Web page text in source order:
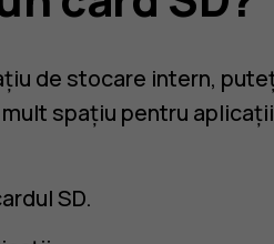
de stocare intern,
spațiu pentru
SD.